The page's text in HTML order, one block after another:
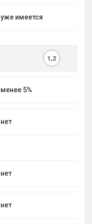
уже имеется
1,2
менее 5%
нет
нет
нет